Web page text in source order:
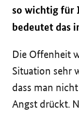
so wichtig für
bedeutet das
Die Offenheit
Situation sehr
dass man
Angst drückt.